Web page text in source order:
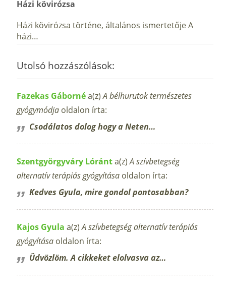
Házi kövirózsa
Házi kövirózsa történe, általános ismertetője A
házi…
Utolsó hozzászólások:
Fazekas Gábornéa(z)A bélhurutok természetes
gyógymódja oldalon írta:
Csodálatos dolog hogy a Neten…
Szentgyörgyváry Lóránta(z)A szívbetegség
alternatív terápiás gyógyítása oldalon írta:
Kedves Gyula, mire gondol pontosabban?
Kajos Gyula a(z)A szívbetegség alternatív terápiás
gyógyítása oldalon írta:
Üdvözlöm. A cikkeket elolvasva az…